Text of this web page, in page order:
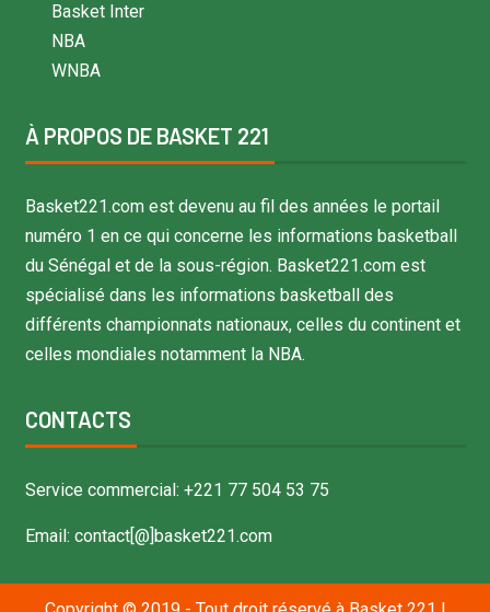
Basket Inter
NBA
WNBA
À PROPOS DE BASKET 221
Basket221.com est devenu au fil des années le portail
numéro 1 en ce qui concerne les informations basketball
du Sénégal et de la sous-région. Basket221.com est
spécialisé dans les informations basketball des
différents championnats nationaux, celles du continent et
celles mondiales notamment la NBA.
CONTACTS
Service commercial: +221 77 504 53 75
Email: contact[@]basket221.com